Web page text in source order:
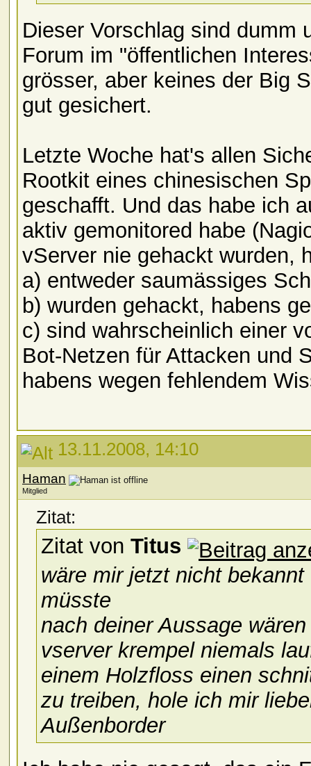
Dieser Vorschlag sind dumm
Forum im "öffentlichen
grösser, aber keines der Big
gut gesichert.
Letzte Woche hat's allen
Rootkit eines chinesischen
geschafft. Und das habe ich
aktiv gemonitored habe
vServer nie gehackt wurden,
a) entweder saumässiges
b) wurden gehackt, habens
c) sind wahrscheinlich einer
Bot-Netzen für Attacken und
habens wegen fehlendem
13.11.2008, 14:10
Haman
Mitglied
Zitat:
Zitat von Titus
wäre mir jetzt nicht
müsste
nach deiner Aussage
vserver krempel niemals
einem Holzfloss einen
zu treiben, hole ich mir
Außenborder